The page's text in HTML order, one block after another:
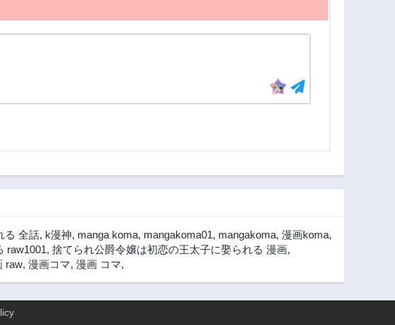
る 全話, k漫神, manga koma, mangakoma01, mangakoma, 漫画koma,
raw1001, 捨てられ公爵令嬢は初恋の王太子に娶られる 漫画,
raw, 漫画コマ, 漫画 コマ,